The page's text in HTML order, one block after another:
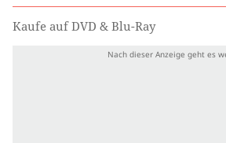
Kaufe auf DVD & Blu-Ray